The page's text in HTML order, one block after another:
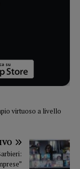
virtuoso a livello